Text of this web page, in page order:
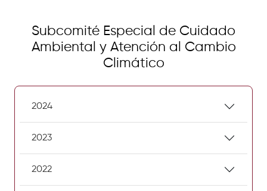
Subcomité Especial de Cuidado
Ambiental y Atención al Cambio
Climático
2024
2023
2022